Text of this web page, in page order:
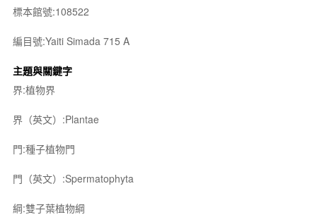
標本館號:108522
編目號:Yaiti Simada 715 A
主題與關鍵字
界:植物界
界（英文）:Plantae
門:種子植物門
門（英文）:Spermatophyta
綱:雙子葉植物綱